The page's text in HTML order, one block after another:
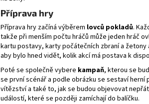
Příprava hry
Příprava hry začíná výběrem lovců pokladů.
takže při menším počtu hráčů může jeden hráč
kartu postavy, karty počátečních zbraní a
aby bylo hned vidět, kolik akcí má postava k
Poté se společně vybere kampaň, kterou se
se první scénář a podle obrázku se sestaví herní
vítězství a také to, jak se budou objevovat
událostí, které se později zamíchají do balíčku.